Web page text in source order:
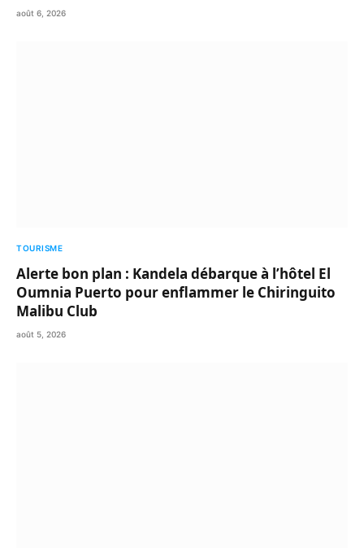
août 6, 2026
TOURISME
Alerte bon plan : Kandela débarque à l’hôtel El
Oumnia Puerto pour enflammer le Chiringuito
Malibu Club
août 5, 2026